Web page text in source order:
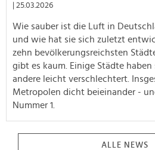
| 25.03.2026
Wie sauber ist die Luft in
und wie hat sie sich zuletzt
zehn bevölkerungsreichsten
gibt es kaum. Einige Städte
andere leicht verschlechtert.
Metropolen dicht beieinander -
Nummer 1.
ALLE NEWS